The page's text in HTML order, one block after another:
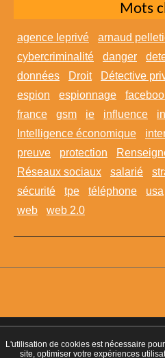
Mots
agence leprivé arnaud
cybercriminalité
danger
données
Droit Détective
espion
espionnage
france
gsm ie influence
Intelligence économique
preuve
protection
Réseaux sociaux
salarié
sécurité
tpe téléphone usa
web
web 2.0
Agrément CNAPS : AGD-095-
d’exercer CNAPS :AUT-095-2113-
L'utilisation de cookies est nécessaire
site, optimiser votre expériences